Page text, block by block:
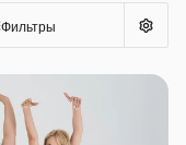
Фильтры